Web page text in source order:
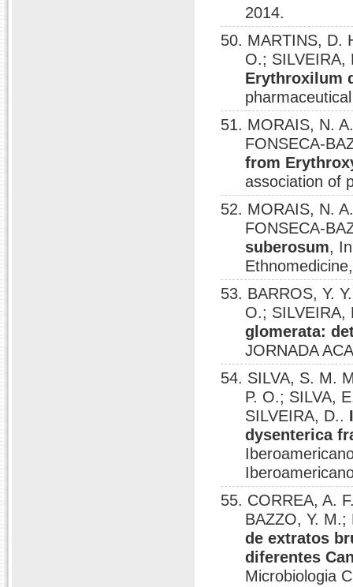
2014.
50. MARTINS, D.
O.; SILVEIRA,
Erythroxilum
51. MORAIS, N.
FONSECA-
from
association of
52. MORAIS, N.
FONSECA-
suberosum,
53. BARROS, Y.
O.; SILVEIRA,
glomerata:
JORNADA
54. SILVA, S. M.
P. O.; SILVA,
SILVEIRA, D..
dysenterica
55. CORREA, A.
BAZZO, Y.
de extratos
diferentes
Microbiologia